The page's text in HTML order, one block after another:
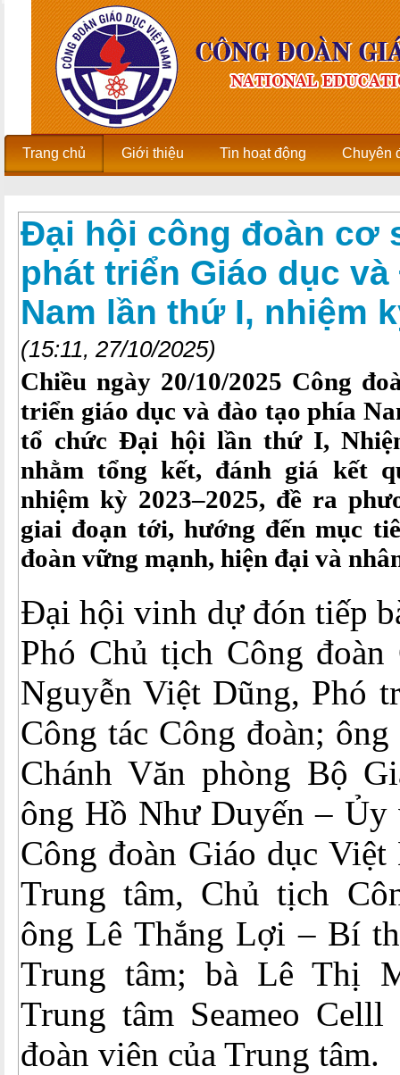
Trang chủ Giới thiệu Tin hoạt động Chuyên
Đại hội công đoàn cơ
phát triển Giáo dục
Nam lần thứ I, nhiệm
(15:11, 27/10/2025)
Chiều ngày 20/10/2025 Công
triển giáo dục và đào tạo phía
tổ chức Đại hội lần thứ I,
nhằm tổng kết, đánh giá kết
nhiệm kỳ 2023–2025, đề ra
giai đoạn tới, hướng đến mục
đoàn vững mạnh, hiện đại và
Đại hội vinh dự đón tiếp
Phó Chủ tịch Công
Nguyễn Việt Dũng, Phó
Công tác Công đoàn;
Chánh Văn phòng Bộ
ông Hồ Như Duyến – Ủy
Công đoàn Giáo dục
Trung tâm, Chủ tịch
ông Lê Thắng Lợi – Bí
Trung tâm; bà Lê Thị
Trung tâm Seameo
đoàn viên của Trung tâm.